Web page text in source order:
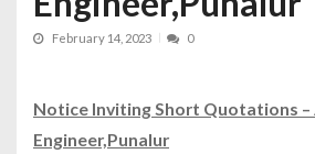
February 14, 2023 0
Notice Inviting Short Quotations
Engineer,Punalur